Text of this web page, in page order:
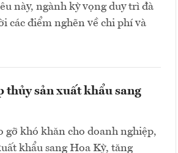
này, ngành kỳ vọng duy trì đà
các điểm nghẽn về chi phí và
thủy sản xuất khẩu sang
khó khăn cho doanh nghiệp,
khẩu sang Hoa Kỳ, tăng